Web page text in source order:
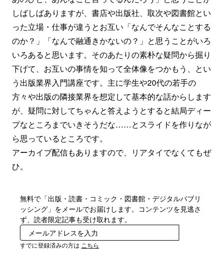
しばしばありますが、書店や出版社、取次や図書館とい
った立場・仕事が違うとお互い「なんでそんなことする
のか？」「なんで融通きかないの？」と思うことがいろ
いろあると思います。そのあたりの素朴な疑問から掘り
下げて、お互いの事情を知って全体像をつかもう、とい
う出版業界入門講座です。主に学生や20代の若手の
方々や出版の隣接業界を想定して基本的な話からします
が、疑問に対してちゃんと答えようとすると結局ディー
プなところまでいきそうだな……とスライドを作りなが
ら思っているところです。
アーカイブ配信もありますので、リアタイでなくてもぜ
ひ。
無料で「出版・読書・コミック・図書館・デジタルパブリ
ッシング」をメールでお届けします。コンテンツを見逃さ
ず、読者限定記事も受け取れます。
すでに登録済みの方は こちら